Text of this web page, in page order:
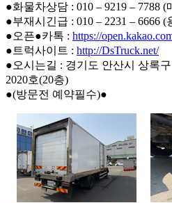
●화물차상담 : 010 – 9219 – 7788
●부재시긴급 : 010 – 2231 – 6666
●오픈●카톡 : https://
●트럭사이트 : http://DsTruck.net/
●오시는길 : 경기도 안산시 상록
2020호(20층)
●(방문전 예약필수)●